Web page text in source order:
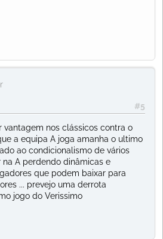
#5
vantagem nos clássicos contra o
a equipa A joga amanha o ultimo
ao condicionalismo de vários
A perdendo dinâmicas e
que podem baixar para
... prevejo uma derrota
jogo do Verissimo